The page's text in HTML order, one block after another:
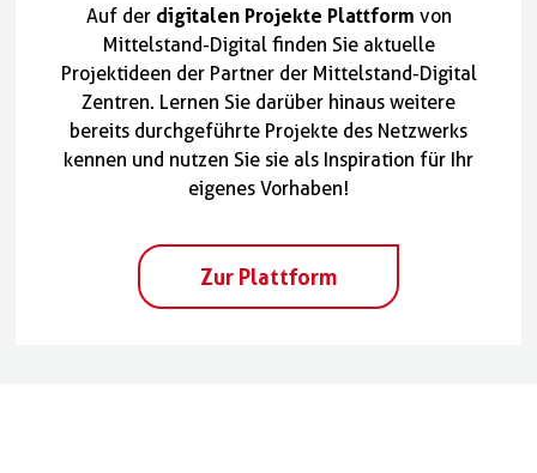
Auf der digitalen Projekte Plattform von
Mittelstand-Digital finden Sie aktuelle
Projektideen der Partner der Mittelstand-Digital
Zentren. Lernen Sie darüber hinaus weitere
bereits durchgeführte Projekte des Netzwerks
kennen und nutzen Sie sie als Inspiration für Ihr
eigenes Vorhaben!
Zur Plattform